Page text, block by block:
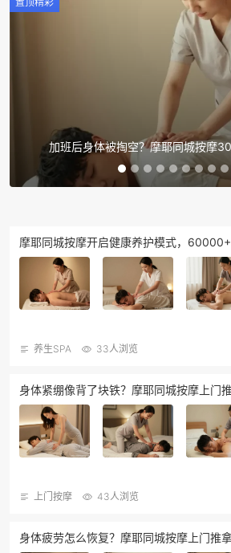
加班后身体被掏空？摩耶同城按摩
身体被掏空？摩耶同城按摩深度舒缓
摩耶同城按摩开启健康养护模式，
养生SPA 33人浏览
身体紧绷像背了块铁？摩耶同城按摩上门
上门按摩 43人浏览
身体疲劳怎么恢复？摩耶同城按摩上门推